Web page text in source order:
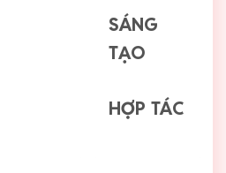
SÁNG
TẠO
HỢP TÁC